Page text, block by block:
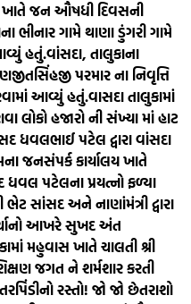
ખાતે જન ઔષધી દિવસની
ભીનાર ગામે થાણા ડુંગરી ગામે
હતું.વાંસદા, તાલુકાના
પરમાર ના નિવૃત્તિ
આવ્યું હતું.વાસદા તાલુકામાં
લોકો હજારો ની સંખ્યા માં હાટ
ધવલભાઈ પટેલ દ્વારા વાંસદા
જનસંપર્ક કાર્યાલય ખાતે
ધવલ પટેલના પ્રયત્નો ફળ્યા
ભેટ સાંસદ અને નાણાંમંત્રી દ્વારા
આખરે સુખદ અંત
મહુવાસ ખાતે ચાલતી શ્રી
જગત ને શર્મશાર કરતી
રસ્તો! જો જો છેતરાશો